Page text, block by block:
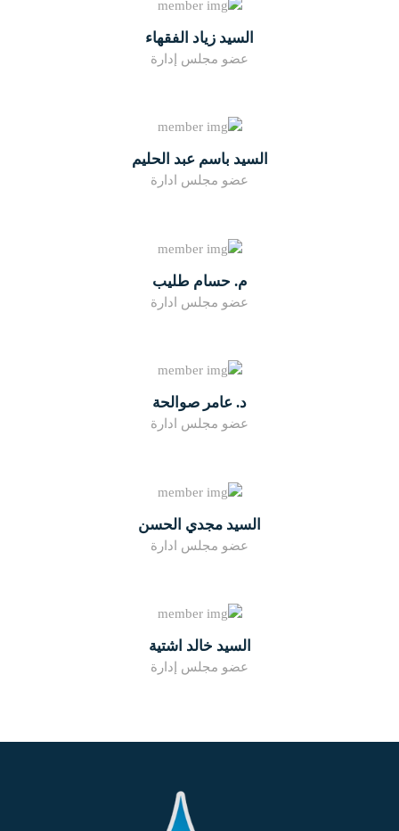
السيد زياد الفقهاء
عضو مجلس إدارة
السيد باسم عبد الحليم
عضو مجلس ادارة
م. حسام طليب
عضو مجلس ادارة
د. عامر صوالحة
عضو مجلس ادارة
السيد مجدي الحسن
عضو مجلس ادارة
السيد خالد اشتية
عضو مجلس إدارة